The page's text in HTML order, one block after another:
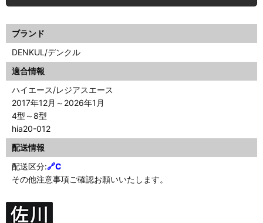
ブランド
DENKUL/デンクル
適合情報
ハイエース/レジアスエース
2017年12月～2026年1月
4型～8型
hia20-012
配送情報
配送区分:🔗C
その他注意事項ご確認お願いいたします。